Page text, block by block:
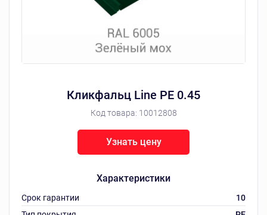
Кликфальц Line РЕ 0.45
Код товара: 10012808
Характеристики
Срок гарантии
10
Узнать цену